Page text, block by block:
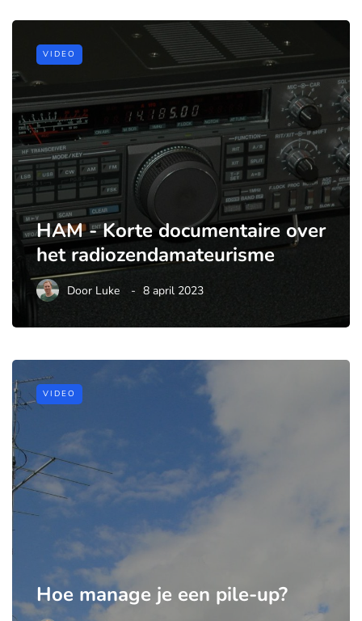
VIDEO
HAM - Korte documentaire over
het radiozendamateurisme
Door Luke 8 april 2023
VIDEO
Hoe manage je een pile-up?